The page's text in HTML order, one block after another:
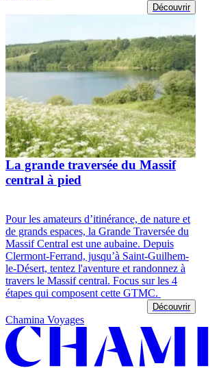
Découvrir
La grande traversée du Massif
central à pied
Pour les amateurs d’itinérance, de nature et
de grands espaces, la Grande Traversée du
Massif Central est une aubaine. Depuis
Clermont-Ferrand, jusqu’à Saint-Guilhem-
le-Désert, tentez l'aventure et randonnez à
travers le Massif central. Focus sur les 4
étapes qui composent cette GTMC.
Découvrir
Chamina Voyages